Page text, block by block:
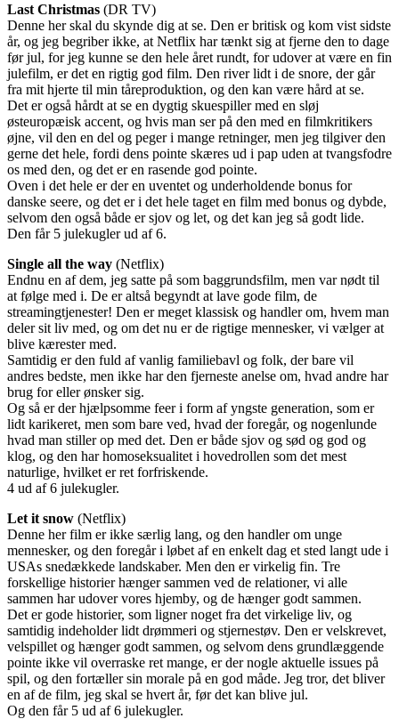
Last Christmas (DR TV)
Denne her skal du skynde dig at se. Den er britisk og kom vist sidste
år, og jeg begriber ikke, at Netflix har tænkt sig at fjerne den to dage
før jul, for jeg kunne se den hele året rundt, for udover at være en fin
julefilm, er det en rigtig god film. Den river lidt i de snore, der går
fra mit hjerte til min tåreproduktion, og den kan være hård at se.
Det er også hårdt at se en dygtig skuespiller med en sløj
østeuropæisk accent, og hvis man ser på den med en filmkritikers
øjne, vil den en del og peger i mange retninger, men jeg tilgiver den
gerne det hele, fordi dens pointe skæres ud i pap uden at tvangsfodre
os med den, og det er en rasende god pointe.
Oven i det hele er der en uventet og underholdende bonus for
danske seere, og det er i det hele taget en film med bonus og dybde,
selvom den også både er sjov og let, og det kan jeg så godt lide.
Den får 5 julekugler ud af 6.
Single all the way (Netflix)
Endnu en af dem, jeg satte på som baggrundsfilm, men var nødt til
at følge med i. De er altså begyndt at lave gode film, de
streamingtjenester! Den er meget klassisk og handler om, hvem man
deler sit liv med, og om det nu er de rigtige mennesker, vi vælger at
blive kærester med.
Samtidig er den fuld af vanlig familiebavl og folk, der bare vil
andres bedste, men ikke har den fjerneste anelse om, hvad andre har
brug for eller ønsker sig.
Og så er der hjælpsomme feer i form af yngste generation, som er
lidt karikeret, men som bare ved, hvad der foregår, og nogenlunde
hvad man stiller op med det. Den er både sjov og sød og god og
klog, og den har homoseksualitet i hovedrollen som det mest
naturlige, hvilket er ret forfriskende.
4 ud af 6 julekugler.
Let it snow (Netflix)
Denne her film er ikke særlig lang, og den handler om unge
mennesker, og den foregår i løbet af en enkelt dag et sted langt ude i
USAs snedækkede landskaber. Men den er virkelig fin. Tre
forskellige historier hænger sammen ved de relationer, vi alle
sammen har udover vores hjemby, og de hænger godt sammen.
Det er gode historier, som ligner noget fra det virkelige liv, og
samtidig indeholder lidt drømmeri og stjernestøv. Den er velskrevet,
velspillet og hænger godt sammen, og selvom dens grundlæggende
pointe ikke vil overraske ret mange, er der nogle aktuelle issues på
spil, og den fortæller sin morale på en god måde. Jeg tror, det bliver
en af de film, jeg skal se hvert år, før det kan blive jul.
Og den får 5 ud af 6 julekugler.